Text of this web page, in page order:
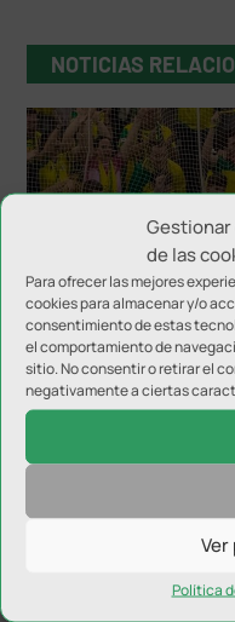
de las
Para ofrecer las mejores
cookies para almacenar y/o
consentimiento de estas
el comportamiento de
sitio. No consentir o retirar el
negativamente a ciertas
Política
NOTICIAS
Inter JP Financial